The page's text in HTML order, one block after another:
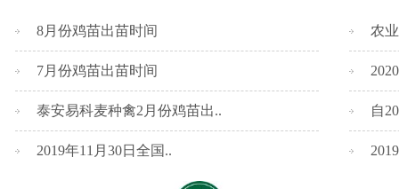
8月份鸡苗出苗时间
7月份鸡苗出苗时间
泰安易科麦种禽2月份鸡苗出..
2019年11月30日全国..
农
自